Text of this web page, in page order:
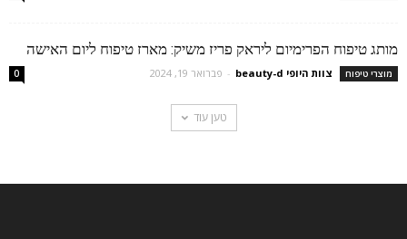
מותג טיפוח הפרימיום ליראק פריז משיק: מארז טיפוח ליום האישה
מוצרי טיפוח צוות היופי beauty-d - פברואר 19, 2024 0
טען עוד